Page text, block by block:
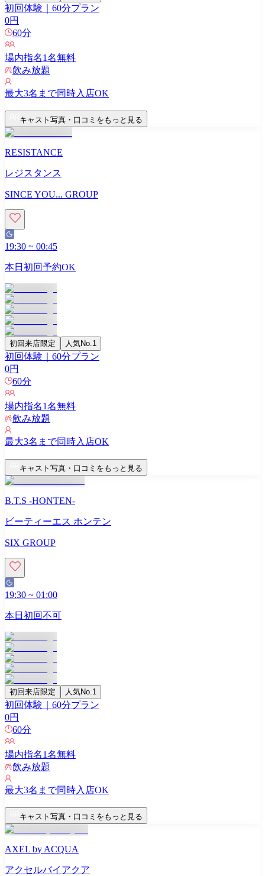
初回体験｜60分プラン
0円
60分
場内指名1名無料
飲み放題
最大3名まで同時入店OK
キャスト写真・口コミをもっと見る
RESISTANCE
レジスタンス
SINCE YOU... GROUP
19:30 ~ 00:45
本日初回予約OK
初回来店限定 人気No.1
初回体験｜60分プラン
0円
60分
場内指名1名無料
飲み放題
最大3名まで同時入店OK
キャスト写真・口コミをもっと見る
B.T.S -HONTEN-
ビーティーエス ホンテン
SIX GROUP
19:30 ~ 01:00
本日初回不可
初回来店限定 人気No.1
初回体験｜60分プラン
0円
60分
場内指名1名無料
飲み放題
最大3名まで同時入店OK
キャスト写真・口コミをもっと見る
AXEL by ACQUA
アクセルバイアクア